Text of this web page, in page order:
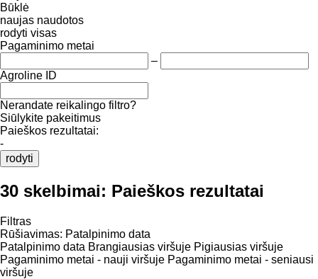
Būklė
naujas naudotos
rodyti visas
Pagaminimo metai
–
Agroline ID
Nerandate reikalingo filtro?
Siūlykite pakeitimus
Paieškos rezultatai:
-
rodyti
30 skelbimai: Paieškos rezultatai
Filtras
Rūšiavimas: Patalpinimo data
Patalpinimo data Brangiausias viršuje Pigiausias viršuje
Pagaminimo metai - nauji viršuje Pagaminimo metai - seniausi
viršuje